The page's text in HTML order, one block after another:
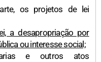
os projetos de lei
a desapropriação por
ou interesse social;
e outros atos